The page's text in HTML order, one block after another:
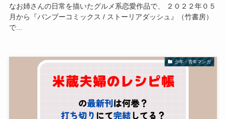
なお姉さんの日常を描いたグルメ系恋愛作品で、 ２０２２年０５
月から『バンブーコミックス / ストーリアダッシュ』（竹書房）
で...
少年・青年マンガ